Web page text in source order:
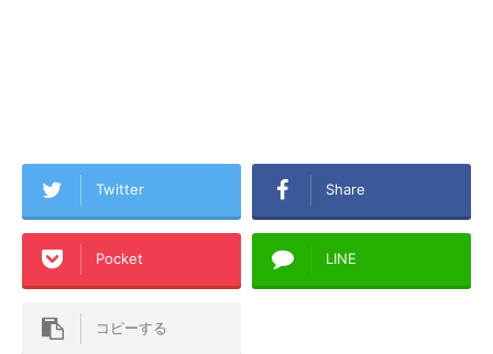
Twitter Share
Pocket LINE
コピーする